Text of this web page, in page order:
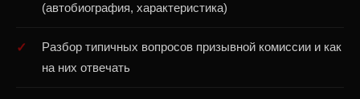
(автобиография, характеристика)
Разбор типичных вопросов призывной комиссии и как
на них отвечать